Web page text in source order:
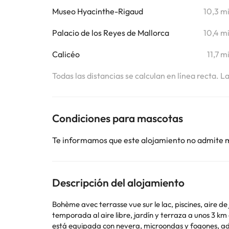
Museo Hyacinthe-Rigaud 10,3 mi
Palacio de los Reyes de Mallorca 10,4 mi
Calicéo 11,7 mi
Todas las distancias se calculan en línea recta.
Condiciones para mascotas
Te informamos que este alojamiento no admite
Descripción del alojamiento
Bohème avec terrasse vue sur le lac, piscines, aire
temporada al aire libre, jardín y terraza a unos 3 km de Plage de Miramars.
está equipada con nevera, microondas y fogones, además de cafetera y hervidor. Estadio Gilbert Brutus